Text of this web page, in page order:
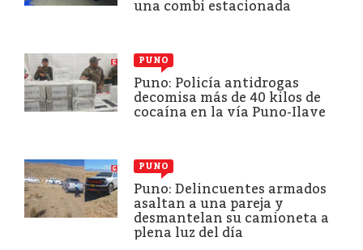
una combi estacionada
PUNO
Puno: Policía antidrogas
decomisa más de 40 kilos de
cocaína en la vía Puno-Ilave
PUNO
Puno: Delincuentes armados
asaltan a una pareja y
desmantelan su camioneta a
plena luz del día